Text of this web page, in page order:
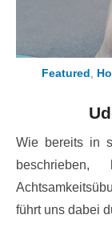
Featured
Wie bereits in
führt uns dabei